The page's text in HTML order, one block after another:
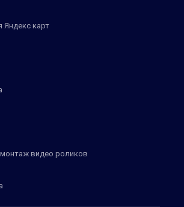
Яндекс карт
видео роликов